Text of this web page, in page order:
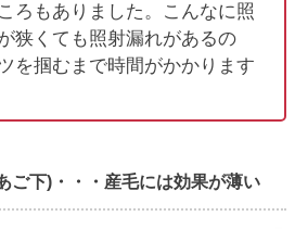
ろもありました。こんなに照
狭くても照射漏れがあるの
を掴むまで時間がかかります
ご下)・・・産毛には効果が薄い